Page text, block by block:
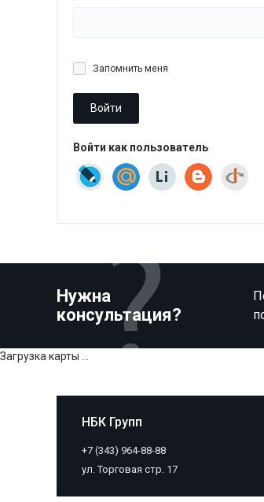
Запомнить меня
Войти
Войти как пользователь
Нужна
консультация?
НБК Групп
+7 (343) 964-88-88
ул. Торговая стр. 17
Загрузка карты ...